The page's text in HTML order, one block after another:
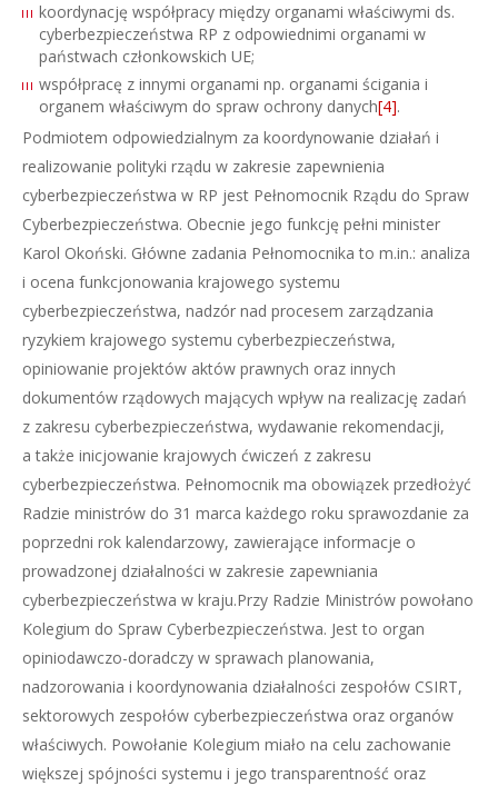
koordynację współpracy między organami właściwymi ds.
cyberbezpieczeństwa RP z odpowiednimi organami w
państwach członkowskich UE;
współpracę z innymi organami np. organami ścigania i
organem właściwym do spraw ochrony danych[4].
Podmiotem odpowiedzialnym za koordynowanie działań i
realizowanie polityki rządu w zakresie zapewnienia
cyberbezpieczeństwa w RP jest Pełnomocnik Rządu do Spraw
Cyberbezpieczeństwa. Obecnie jego funkcję pełni minister
Karol Okoński. Główne zadania Pełnomocnika to m.in.: analiza
i ocena funkcjonowania krajowego systemu
cyberbezpieczeństwa, nadzór nad procesem zarządzania
ryzykiem krajowego systemu cyberbezpieczeństwa,
opiniowanie projektów aktów prawnych oraz innych
dokumentów rządowych mających wpływ na realizację zadań
z zakresu cyberbezpieczeństwa, wydawanie rekomendacji,
a także inicjowanie krajowych ćwiczeń z zakresu
cyberbezpieczeństwa. Pełnomocnik ma obowiązek przedłożyć
Radzie ministrów do 31 marca każdego roku sprawozdanie za
poprzedni rok kalendarzowy, zawierające informacje o
prowadzonej działalności w zakresie zapewniania
cyberbezpieczeństwa w kraju.Przy Radzie Ministrów powołano
Kolegium do Spraw Cyberbezpieczeństwa. Jest to organ
opiniodawczo-doradczy w sprawach planowania,
nadzorowania i koordynowania działalności zespołów CSIRT,
sektorowych zespołów cyberbezpieczeństwa oraz organów
właściwych. Powołanie Kolegium miało na celu zachowanie
większej spójności systemu i jego transparentność oraz